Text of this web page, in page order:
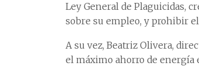
Ley General de Plaguicidas,
sobre su empleo, y prohibir
A su vez, Beatriz Olivera,
el máximo ahorro de